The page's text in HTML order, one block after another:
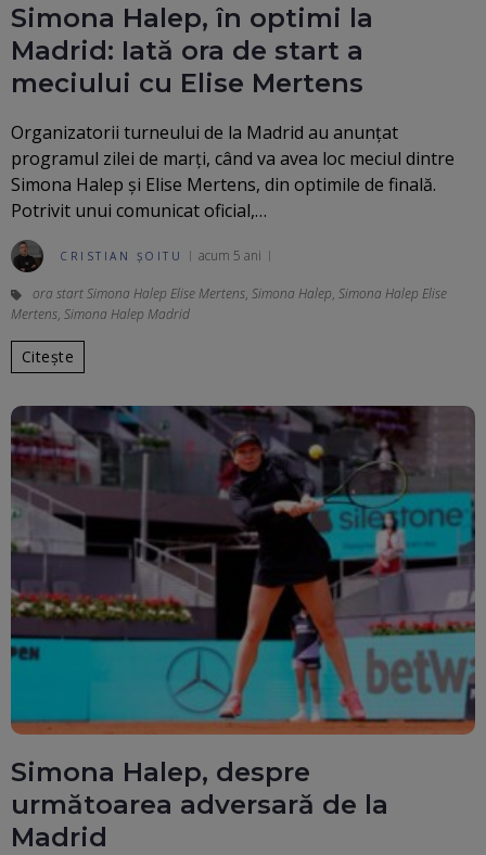
Simona Halep, în optimi la
Madrid: Iată ora de start a
meciului cu Elise Mertens
Organizatorii turneului de la Madrid au anunțat
programul zilei de marți, când va avea loc meciul dintre
Simona Halep și Elise Mertens, din optimile de finală.
Potrivit unui comunicat oficial,…
CRISTIAN ȘOITU acum 5 ani
ora start Simona Halep Elise Mertens, Simona Halep, Simona Halep Elise
Mertens, Simona Halep Madrid
Citește
Simona Halep, despre
următoarea adversară de la
Madrid